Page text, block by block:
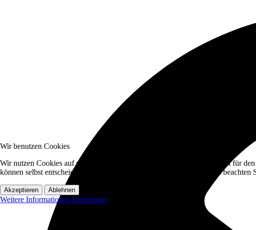
Wir benutzen Cookies
Wir nutzen Cookies auf unserer Website. Einige von ihnen sind essenziell für
können selbst entscheiden, ob Sie die Cookies zulassen möchten. Bitte
Akzeptieren Ablehnen
Weitere Informationen Impressum